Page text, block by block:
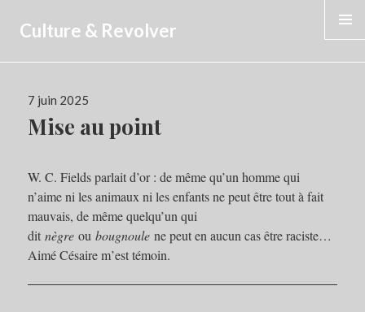
Culture & Revolver
Publié
le
7 juin 2025
Mise au point
W. C. Fields parlait d’or : de même qu’un homme qui
n’aime ni les animaux ni les enfants ne peut être tout à fait
mauvais, de même quelqu’un qui
dit nègre oubougnoule ne peut en aucun cas être raciste…
Aimé Césaire m’est témoin.